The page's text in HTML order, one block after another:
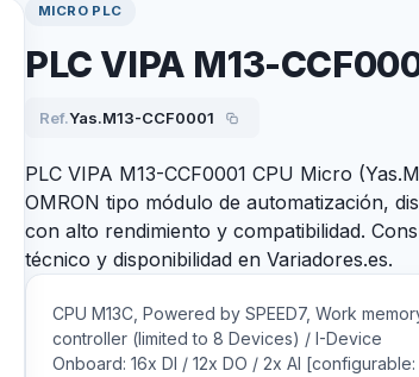
MICRO PLC
PLC VIPA M13-
Ref.Yas.M13-CCF0001
PLC VIPA M13-CCF0001 CPU Micro
OMRON tipo módulo de automatización,
con alto rendimiento y compatibilidad.
técnico y disponibilidad en Variadores.es.
CPU M13C, Powered by SPEED7, Work
controller (limited to 8 Devices) / I-Device
Onboard: 16x DI / 12x DO / 2x AI